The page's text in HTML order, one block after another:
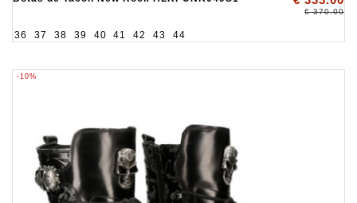
€ 370.00
36 37 38 39 40 41 42 43 44
-10%